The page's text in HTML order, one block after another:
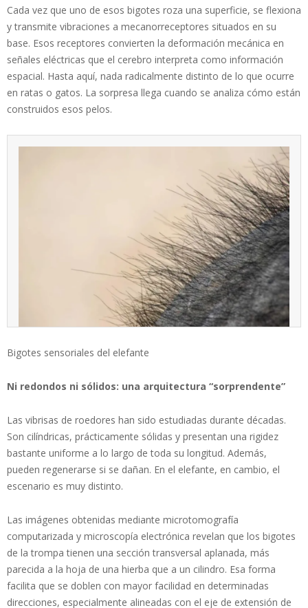
Cada vez que uno de esos bigotes roza una superficie, se flexiona
y transmite vibraciones a mecanorreceptores situados en su
base. Esos receptores convierten la deformación mecánica en
señales eléctricas que el cerebro interpreta como información
espacial. Hasta aquí, nada radicalmente distinto de lo que ocurre
en ratas o gatos. La sorpresa llega cuando se analiza cómo están
construidos esos pelos.
Bigotes sensoriales del elefante
Ni redondos ni sólidos: una arquitectura “sorprendente”
Las vibrisas de roedores han sido estudiadas durante décadas.
Son cilíndricas, prácticamente sólidas y presentan una rigidez
bastante uniforme a lo largo de toda su longitud. Además,
pueden regenerarse si se dañan. En el elefante, en cambio, el
escenario es muy distinto.
Las imágenes obtenidas mediante microtomografía
computarizada y microscopía electrónica revelan que los bigotes
de la trompa tienen una sección transversal aplanada, más
parecida a la hoja de una hierba que a un cilindro. Esa forma
facilita que se doblen con mayor facilidad en determinadas
direcciones, especialmente alineadas con el eje de extensión de